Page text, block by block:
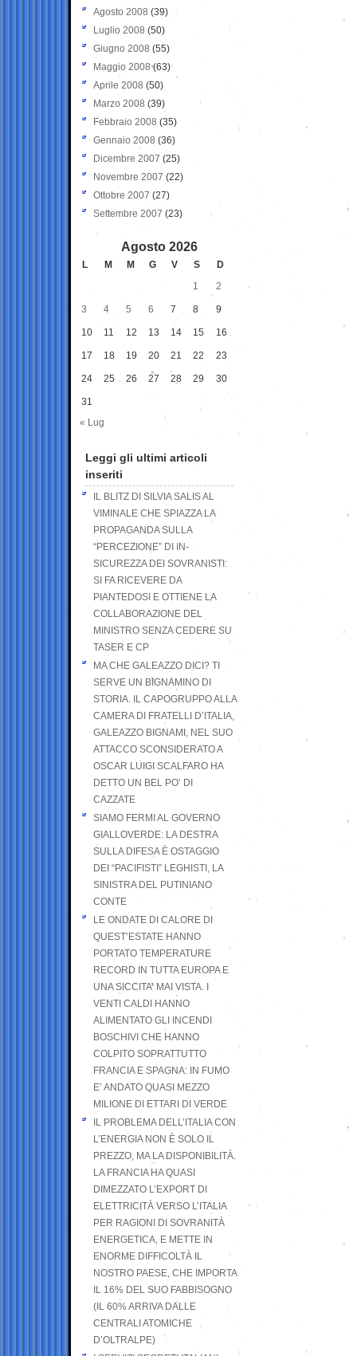
Agosto 2008 (39)
Luglio 2008 (50)
Giugno 2008 (55)
Maggio 2008(63)
Aprile 2008 (50)
Marzo 2008 (39)
Febbraio 2008 (35)
Gennaio 2008 (36)
Dicembre 2007 (25)
Novembre 2007 (22)
Ottobre 2007 (27)
Settembre 2007 (23)
Agosto 2026
L M M G V S
D
1
2
3 4 5 6 7 8 9
10 11 12 13 14 15 16
17 18 19 20 21 22 23
24 25 26 27 28 29 30
31
« Lug
Leggi gli ultimi articoli
inseriti
IL BLITZ DI SILVIA SALIS AL
VIMINALE CHE SPIAZZA LA
PROPAGANDA SULLA
“PERCEZIONE” DI IN-
SICUREZZA DEI SOVRANISTI:
SI FA RICEVERE DA
PIANTEDOSI E OTTIENE LA
COLLABORAZIONE DEL
MINISTRO SENZA CEDERE SU
TASER E CP
MA CHE GALEAZZO DICI? TI
SERVE UN BIGNAMINO DI
STORIA. IL CAPOGRUPPO ALLA
CAMERA DI FRATELLI D’ITALIA,
GALEAZZO BIGNAMI, NEL SUO
ATTACCO SCONSIDERATO A
OSCAR LUIGI SCALFARO HA
DETTO UN BEL PO’ DI
CAZZATE
SIAMO FERMI AL GOVERNO
GIALLOVERDE: LA DESTRA
SULLA DIFESA È OSTAGGIO
DEI “PACIFISTI” LEGHISTI, LA
SINISTRA DEL PUTINIANO
CONTE
LE ONDATE DI CALORE DI
QUEST’ESTATE HANNO
PORTATO TEMPERATURE
RECORD IN TUTTA EUROPA E
UNA SICCITA’ MAI VISTA. I
VENTI CALDI HANNO
ALIMENTATO GLI INCENDI
BOSCHIVI CHE HANNO
COLPITO SOPRATTUTTO
FRANCIA E SPAGNA: IN FUMO
E’ ANDATO QUASI MEZZO
MILIONE DI ETTARI DI VERDE
IL PROBLEMA DELL’ITALIA CON
L’ENERGIA NON È SOLO IL
PREZZO, MA LA DISPONIBILITÀ.
LA FRANCIA HA QUASI
DIMEZZATO L’EXPORT DI
ELETTRICITÀ VERSO L’ITALIA
PER RAGIONI DI SOVRANITÀ
ENERGETICA, E METTE IN
ENORME DIFFICOLTÀ IL
NOSTRO PAESE, CHE IMPORTA
IL 16% DEL SUO FABBISOGNO
(IL 60% ARRIVA DALLE
CENTRALI ATOMICHE
D’OLTRALPE)